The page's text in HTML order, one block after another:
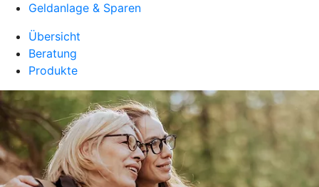
Geldanlage & Sparen
Übersicht
Beratung
Produkte